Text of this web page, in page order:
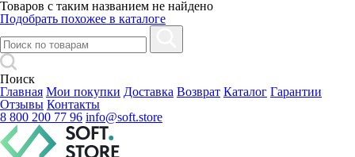
Товаров с таким названием не найдено
Подобрать похожее в каталоге
Поиск
Главная Мои покупки Доставка Возврат Каталог Гарантии
Отзывы Контакты
8 800 200 77 96 info@soft.store